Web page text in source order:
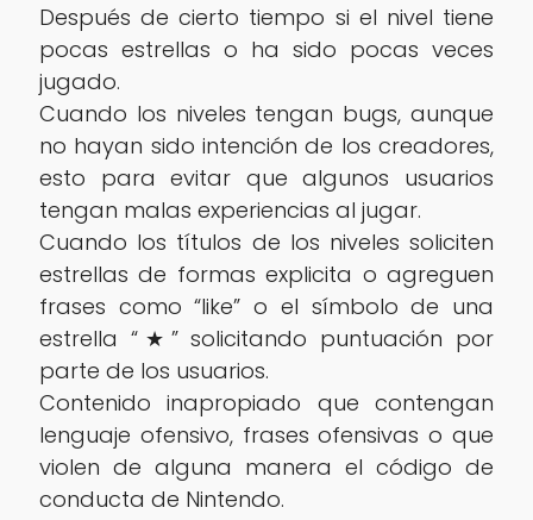
Después de cierto tiempo si el nivel tiene
pocas estrellas o ha sido pocas veces
jugado.
Cuando los niveles tengan bugs, aunque
no hayan sido intención de los creadores,
esto para evitar que algunos usuarios
tengan malas experiencias al jugar.
Cuando los títulos de los niveles soliciten
estrellas de formas explicita o agreguen
frases como “like” o el símbolo de una
estrella “★” solicitando puntuación por
parte de los usuarios.
Contenido inapropiado que contengan
lenguaje ofensivo, frases ofensivas o que
violen de alguna manera el código de
conducta de Nintendo.